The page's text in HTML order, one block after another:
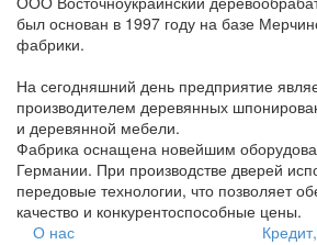
был основан в 1997 году на базе
фабрики.
На сегодняшний день предприятие
производителем деревянных
и деревянной мебели.
Фабрика оснащена новейшим
Германии. При производстве дверей
передовые технологии, что позволяет
качество и конкурентоспособные цены.
О нас